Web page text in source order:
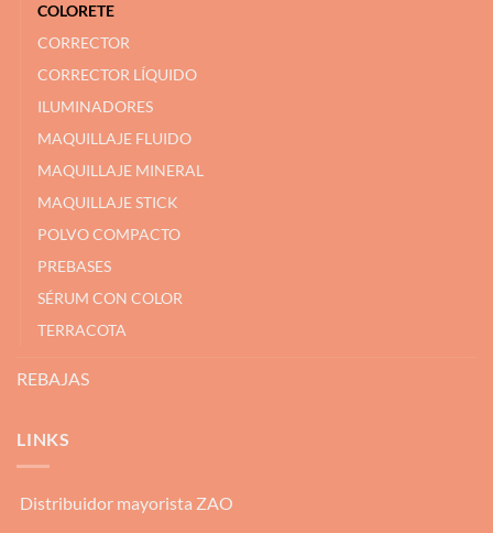
COLORETE
CORRECTOR
CORRECTOR LÍQUIDO
ILUMINADORES
MAQUILLAJE FLUIDO
MAQUILLAJE MINERAL
MAQUILLAJE STICK
POLVO COMPACTO
PREBASES
SÉRUM CON COLOR
TERRACOTA
REBAJAS
LINKS
Distribuidor mayorista ZAO